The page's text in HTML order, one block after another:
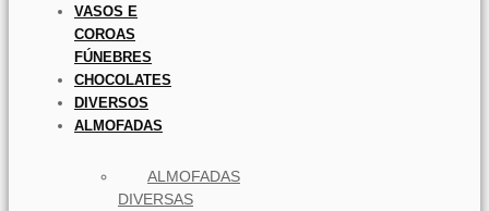
VASOS E
COROAS
FÚNEBRES
CHOCOLATES
DIVERSOS
ALMOFADAS
ALMOFADAS
DIVERSAS